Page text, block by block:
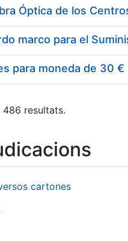
para moneda de 30 €
486 resultats.
cartones